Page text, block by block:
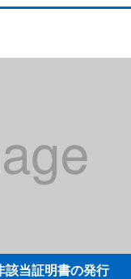
該当証明書の発行